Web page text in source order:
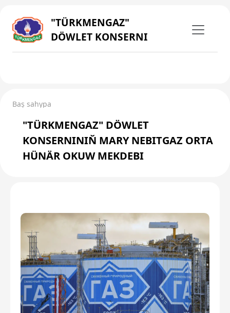
"TÜRKMENGAZ"
DÖWLET KONSERNI
Baş sahypa
"TÜRKMENGAZ" DÖWLET
KONSERNINIŇ MARY NEBITGAZ ORTA
HÜNÄR OKUW MEKDEBI